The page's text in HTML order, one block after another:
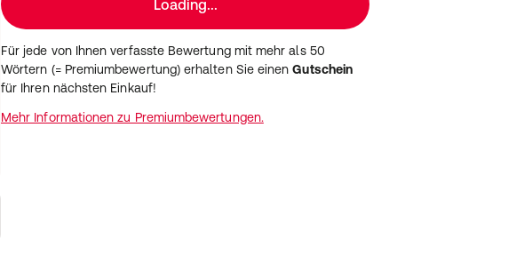
Loading...
Für jede von Ihnen verfasste Bewertung mit mehr als 50
Wörtern (= Premiumbewertung) erhalten Sie einenGutschein
für Ihren nächsten Einkauf!
Mehr Informationen zu Premiumbewertungen.